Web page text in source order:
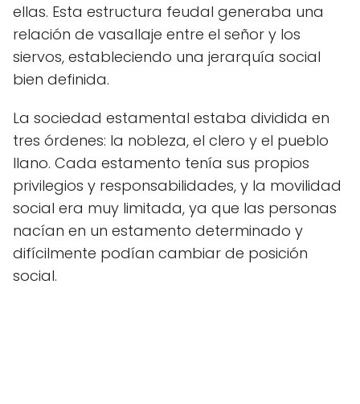
ellas. Esta estructura feudal generaba una
relación de vasallaje entre el señor y los
siervos, estableciendo una jerarquía social
bien definida.
La sociedad estamental estaba dividida en
tres órdenes: la nobleza, el clero y el pueblo
llano. Cada estamento tenía sus propios
privilegios y responsabilidades, y la movilidad
social era muy limitada, ya que las personas
nacían en un estamento determinado y
difícilmente podían cambiar de posición
social.